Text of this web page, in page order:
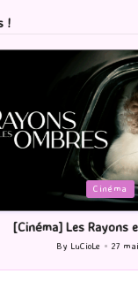
!
Les Rayons et des
by
LuCioLe 27 mai 2026